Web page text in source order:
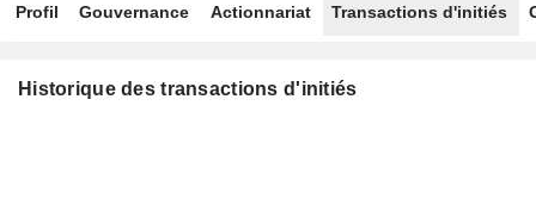
Profil Gouvernance Actionnariat Transactions d'initiés
Historique des transactions d'initiés